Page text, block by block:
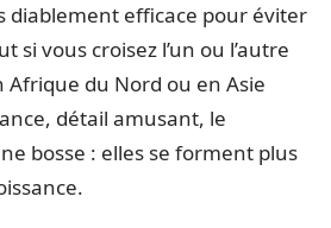
diablement efficace pour éviter
si vous croisez l’un ou l’autre
Afrique du Nord ou en Asie
détail amusant, le
bosse : elles se forment plus